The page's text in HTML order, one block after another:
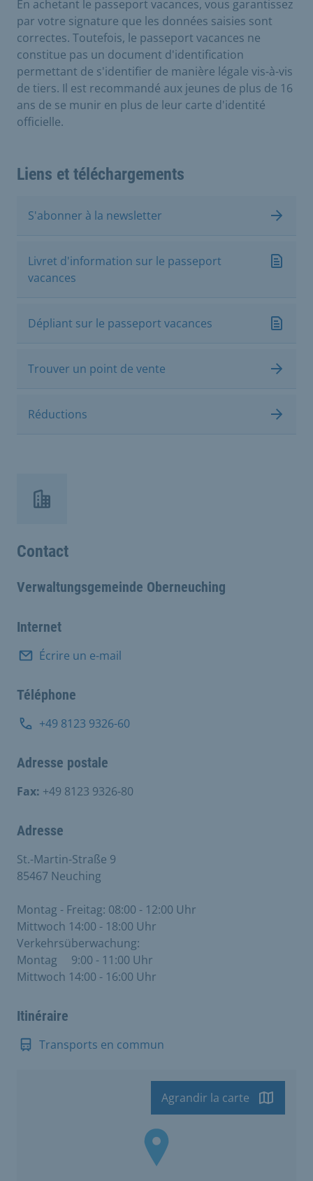
En achetant le passeport vacances, vous garantissez
par votre signature que les données saisies sont
correctes. Toutefois, le passeport vacances ne
constitue pas un document d'identification
permettant de s'identifier de manière légale vis-à-vis
de tiers. Il est recommandé aux jeunes de plus de 16
ans de se munir en plus de leur carte d'identité
officielle.
Liens et téléchargements
S'abonner à la newsletter
Livret d'information sur le passeport
vacances
Dépliant sur le passeport vacances
Trouver un point de vente
Réductions
Contact
Verwaltungsgemeinde Oberneuching
Internet
Écrire un e-mail
Téléphone
+49 8123 9326-60
Adresse postale
Fax: +49 8123 9326-80
Adresse
St.-Martin-Straße 9
85467 Neuching
Montag - Freitag: 08:00 - 12:00 Uhr
Mittwoch 14:00 - 18:00 Uhr
Verkehrsüberwachung:
Montag 9:00 - 11:00 Uhr
Mittwoch 14:00 - 16:00 Uhr
Itinéraire
Transports en commun
Agrandir la carte